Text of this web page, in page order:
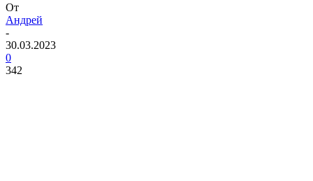
От
Андрей
-
30.03.2023
0
342